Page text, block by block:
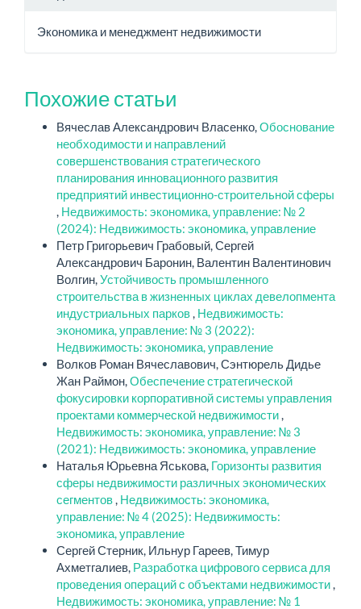
Экономика и менеджмент недвижимости
Похожие статьи
Вячеслав Александрович Власенко, Обоснование
необходимости и направлений
совершенствования стратегического
планирования инновационного развития
предприятий инвестиционно-строительной сферы
Недвижимость: экономика, управление: № 2
(2024): Недвижимость: экономика, управление
Петр Григорьевич Грабовый, Сергей
Александрович Баронин, Валентин Валентинович
Волгин, Устойчивость промышленного
строительства в жизненных циклах девелопмента
индустриальных парков Недвижимость:
экономика, управление: № 3 (2022):
Недвижимость: экономика, управление
Волков Роман Вячеславович, Сэнтюрель Дидье
Жан Раймон, Обеспечение стратегической
фокусировки корпоративной системы управления
проектами коммерческой недвижимости
Недвижимость: экономика, управление: № 3
(2021): Недвижимость: экономика, управление
Наталья Юрьевна Яськова, Горизонты развития
сферы недвижимости различных экономических
сегментов Недвижимость: экономика,
управление: № 4 (2025): Недвижимость:
экономика, управление
Сергей Стерник, Ильнур Гареев, Тимур
Ахметгалиев, Разработка цифрового сервиса для
проведения операций с объектами недвижимости
Недвижимость: экономика, управление: № 1